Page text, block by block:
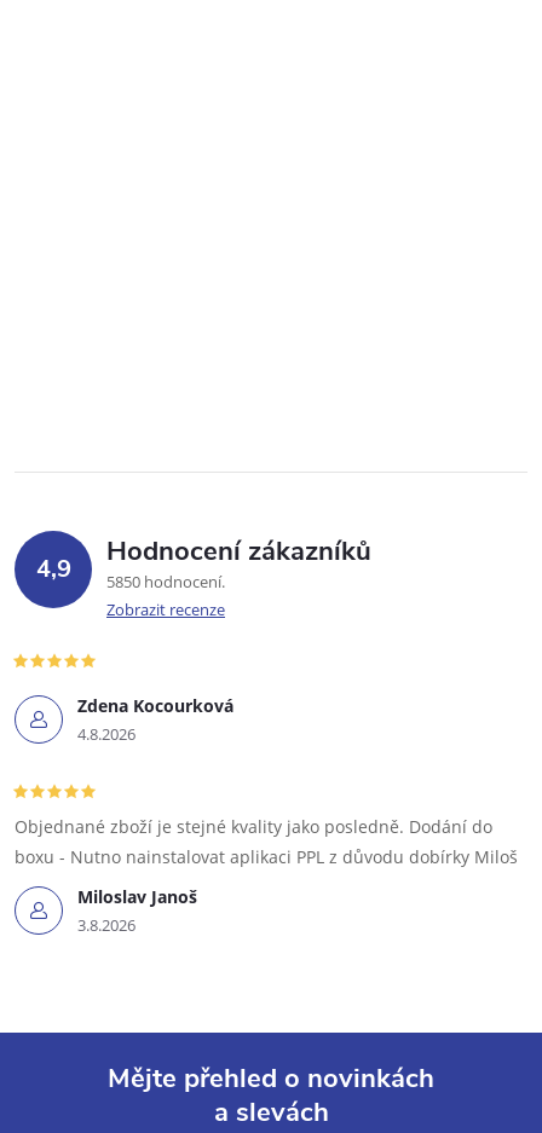
4,9 Hodnocení zákazníků
5850 hodnocení
Zobrazit recenze
Zdena Kocourková
4.8.2026
Miloslav Janoš
3.8.2026
Objednané zboží je stejné kvality jako posledně. Dodání do
boxu - Nutno nainstalovat aplikaci PPL z důvodu dobírky Miloš
Mějte přehled o novinkách
a slevách